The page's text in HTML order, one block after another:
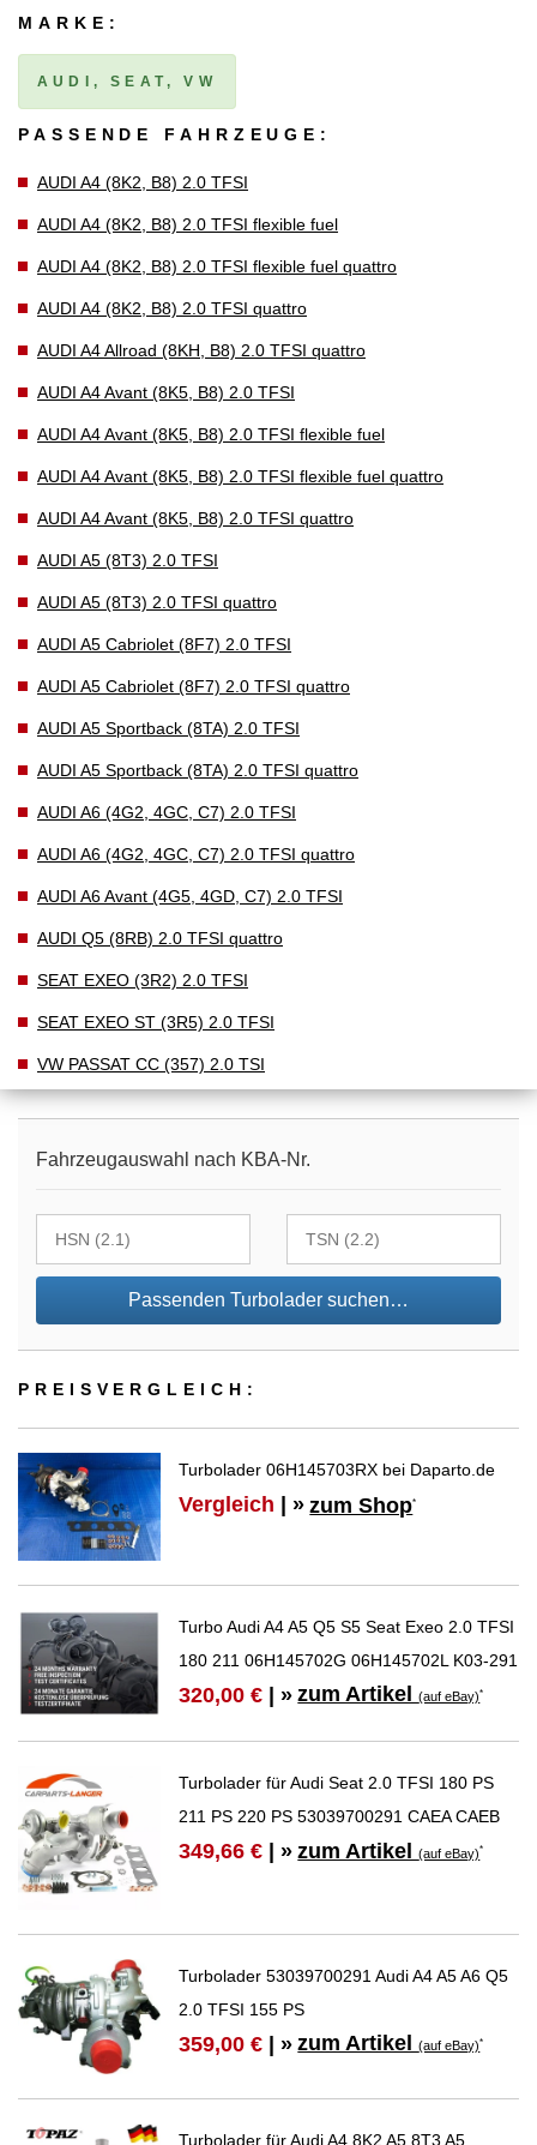
MARKE:
AUDI, SEAT, VW
PASSENDE FAHRZEUGE:
AUDI A4 (8K2, B8) 2.0 TFSI
AUDI A4 (8K2, B8) 2.0 TFSI flexible fuel
AUDI A4 (8K2, B8) 2.0 TFSI flexible fuel quattro
AUDI A4 (8K2, B8) 2.0 TFSI quattro
AUDI A4 Allroad (8KH, B8) 2.0 TFSI quattro
AUDI A4 Avant (8K5, B8) 2.0 TFSI
AUDI A4 Avant (8K5, B8) 2.0 TFSI flexible fuel
AUDI A4 Avant (8K5, B8) 2.0 TFSI flexible fuel quattro
AUDI A4 Avant (8K5, B8) 2.0 TFSI quattro
AUDI A5 (8T3) 2.0 TFSI
AUDI A5 (8T3) 2.0 TFSI quattro
AUDI A5 Cabriolet (8F7) 2.0 TFSI
AUDI A5 Cabriolet (8F7) 2.0 TFSI quattro
AUDI A5 Sportback (8TA) 2.0 TFSI
AUDI A5 Sportback (8TA) 2.0 TFSI quattro
AUDI A6 (4G2, 4GC, C7) 2.0 TFSI
AUDI A6 (4G2, 4GC, C7) 2.0 TFSI quattro
AUDI A6 Avant (4G5, 4GD, C7) 2.0 TFSI
AUDI Q5 (8RB) 2.0 TFSI quattro
SEAT EXEO (3R2) 2.0 TFSI
SEAT EXEO ST (3R5) 2.0 TFSI
VW PASSAT CC (357) 2.0 TSI
Fahrzeugauswahl nach KBA-Nr.
Passenden Turbolader suchen…
PREIS­VER­GLEICH:
Turbolader 06H145703RX bei Daparto.de
Vergleich | » zum Shop*
Turbo Audi A4 A5 Q5 S5 Seat Exeo 2.0 TFSI
180 211 06H145702G 06H145702L K03-291
320,00 € | » zum Artikel(auf eBay)*
Turbolader für Audi Seat 2.0 TFSI 180 PS
211 PS 220 PS 53039700291 CAEA CAEB
349,66 € | » zum Artikel(auf eBay)*
Turbolader 53039700291 Audi A4 A5 A6 Q5
2.0 TFSI 155 PS
359,00 € | » zum Artikel(auf eBay)*
Turbolader für Audi A4 8K2 A5 8T3 A5